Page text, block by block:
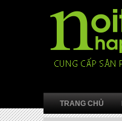
TRANG CHỦ